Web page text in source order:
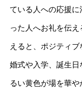
ている人への応援
った人へお礼を伝
えると、ポジティ
婚式や入学、誕生
るい黄色が場を華